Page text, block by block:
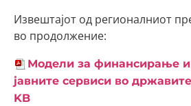
Извештајот од регионалниот
во продолжение:
Модели за финансирање
јавните сервиси во
KB